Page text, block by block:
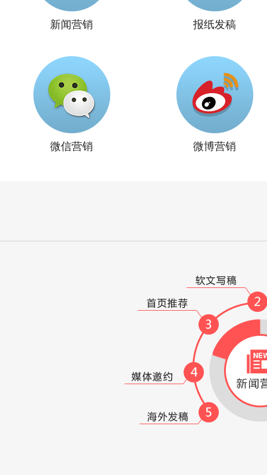
新闻营销 报纸发稿
微信营销 微博营销